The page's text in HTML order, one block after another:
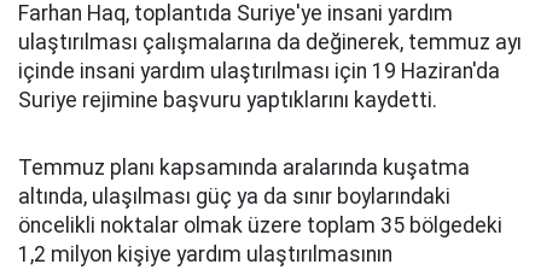
Farhan Haq, toplantıda Suriye'ye insani yardım
ulaştırılması çalışmalarına da değinerek, temmuz ayı
içinde insani yardım ulaştırılması için 19 Haziran'da
Suriye rejimine başvuru yaptıklarını kaydetti.
Temmuz planı kapsamında aralarında kuşatma
altında, ulaşılması güç ya da sınır boylarındaki
öncelikli noktalar olmak üzere toplam 35 bölgedeki
1,2 milyon kişiye yardım ulaştırılmasının